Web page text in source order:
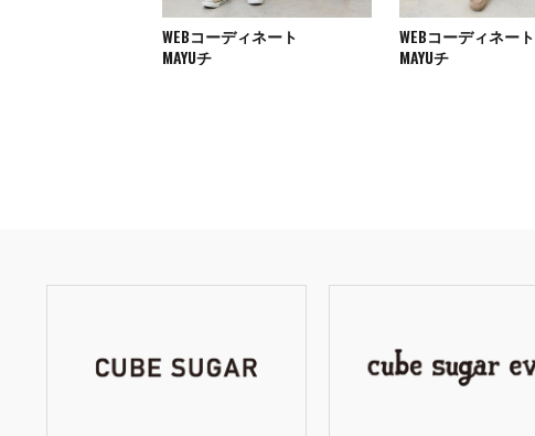
WEBコーディネート
MAYUチ
WEBコーディネート
MAYUチ